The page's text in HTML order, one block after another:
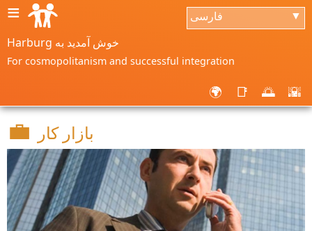
≡ فارسی ▼
Harburg خوش آمدید به
For cosmopolitanism and successful integration
🌍 📑 🌅 🌇
💼 بازار کار